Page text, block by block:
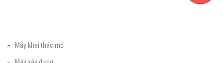
Máy khai thác mỏ